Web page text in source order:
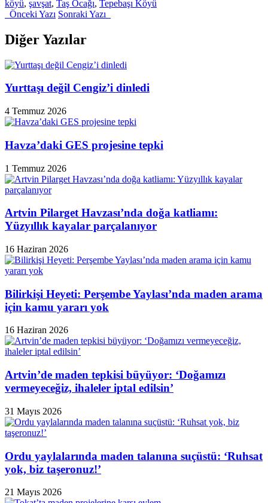
köyü, şavşat, Taş Ocağı, Tepebaşı Köyü
Önceki Yazı Sonraki Yazı
Diğer Yazılar
Yurttaşı değil Cengiz’i dinledi
4 Temmuz 2026
Havza’daki GES projesine tepki
1 Temmuz 2026
Artvin Pilarget Havzası’nda doğa katliamı:
Yüzyıllık kayalar parçalanıyor
16 Haziran 2026
Bilirkişi Heyeti: Perşembe Yaylası’nda maden arama
için kamu yararı yok
16 Haziran 2026
Artvin’de maden tepkisi büyüyor: ‘Doğamızı
vermeyeceğiz, ihaleler iptal edilsin’
31 Mayıs 2026
Ordu yaylalarında maden talanına suçüstü: ‘Ruhsat
yok, biz taşeronuz!’
21 Mayıs 2026